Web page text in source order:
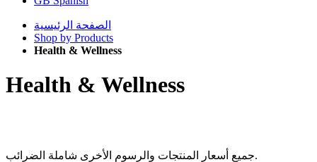
الصفحة الرئيسية
Shop by Products
Health & Wellness
Health & Wellness
جميع أسعار المنتجات والرسوم الأخرى شاملة الضرائب.